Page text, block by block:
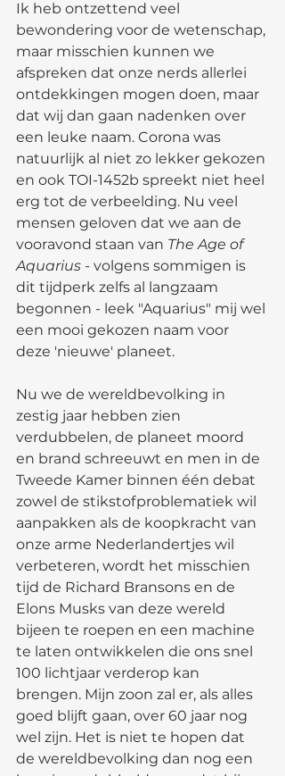
Ik heb ontzettend veel
bewondering voor de wetenschap,
maar misschien kunnen we
afspreken dat onze nerds allerlei
ontdekkingen mogen doen, maar
dat wij dan gaan nadenken over
een leuke naam. Corona was
natuurlijk al niet zo lekker gekozen
en ook TOI-1452b spreekt niet heel
erg tot de verbeelding. Nu veel
mensen geloven dat we aan de
vooravond staan van The Age of
Aquarius - volgens sommigen is
dit tijdperk zelfs al langzaam
begonnen - leek "Aquarius" mij wel
een mooi gekozen naam voor
deze 'nieuwe' planeet.
Nu we de wereldbevolking in
zestig jaar hebben zien
verdubbelen, de planeet moord
en brand schreeuwt en men in de
Tweede Kamer binnen één debat
zowel de stikstofproblematiek wil
aanpakken als de koopkracht van
onze arme Nederlandertjes wil
verbeteren, wordt het misschien
tijd de Richard Bransons en de
Elons Musks van deze wereld
bijeen te roepen en een machine
te laten ontwikkelen die ons snel
100 lichtjaar verderop kan
brengen. Mijn zoon zal er, als alles
goed blijft gaan, over 60 jaar nog
wel zijn. Het is niet te hopen dat
de wereldbevolking dan nog een